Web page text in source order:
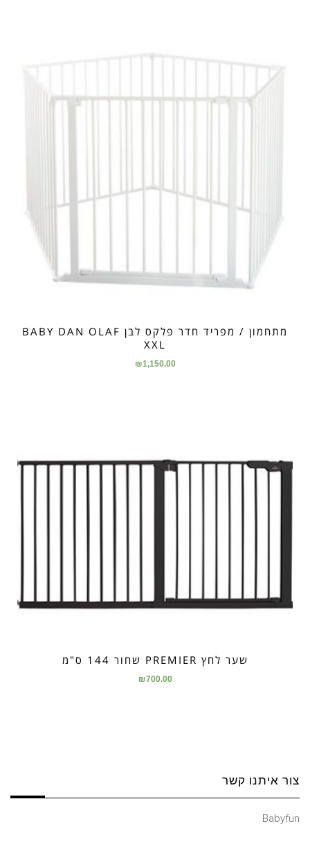
מתחמון / מפריד חדר פלקס לבן BABY DAN OLAF
XXL
₪1,150.00
שער לחץ PREMIER שחור 144 ס"מ
₪700.00
צור איתנו קשר
Babyfun